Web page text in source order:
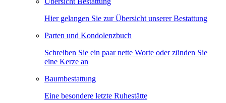
Hier gelangen Sie zur Übersicht unserer Bestattung
Parten und Kondolenzbuch
Schreiben Sie ein paar nette Worte oder zünden Sie
eine Kerze an
Baumbestattung
Eine besondere letzte Ruhestätte